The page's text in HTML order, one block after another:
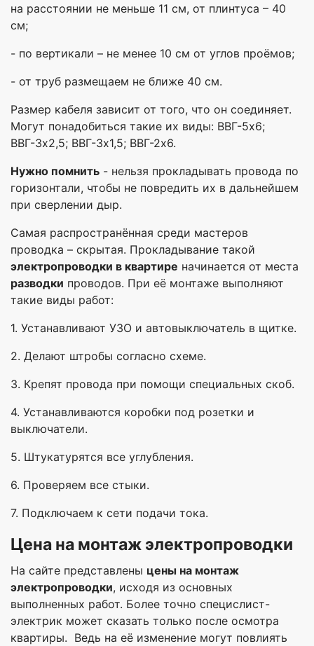
на расстоянии не меньше 11 см, от плинтуса – 40
см;
- по вертикали – не менее 10 см от углов проёмов;
- от труб размещаем не ближе 40 см.
Размер кабеля зависит от того, что он соединяет.
Могут понадобиться такие их виды: ВВГ-5х6;
ВВГ-3х2,5; ВВГ-3х1,5; ВВГ-2х6.
Нужно помнить - нельзя прокладывать провода по
горизонтали, чтобы не повредить их в дальнейшем
при сверлении дыр.
Самая распространённая среди мастеров
проводка – скрытая. Прокладывание такой
электропроводки в квартире начинается от места
разводки проводов. При её монтаже выполняют
такие виды работ:
1. Устанавливают УЗО и автовыключатель в щитке.
2. Делают штробы согласно схеме.
3. Крепят провода при помощи специальных скоб.
4. Устанавливаются коробки под розетки и
выключатели.
5. Штукатурятся все углубления.
6. Проверяем все стыки.
7. Подключаем к сети подачи тока.
Цена на монтаж электропроводки
На сайте представлены цены на монтаж
электропроводки, исходя из основных
выполненных работ. Более точно специслист-
электрик может сказать только после осмотра
квартиры. Ведь на её изменение могут повлиять